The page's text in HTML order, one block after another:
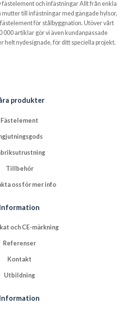
fästelement och infästningar Allt från enkla
mutter till infästningar med gängade hylsor,
för stålbyggnation. Utöver vårt
000 artiklar gör vi även kundanpassade
helt nydesignade, för ditt speciella projekt.
produkter
Fästelement
Tillbehör
oss för mer info
Information
och CE-märkning
Referenser
Kontakt
Utbildning
Information